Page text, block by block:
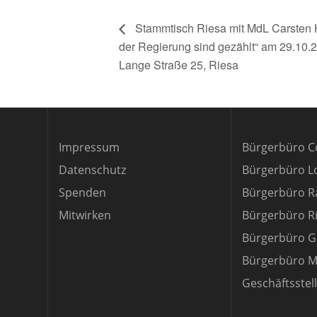
Stammtisch Riesa mit MdL Carsten
der Regierung sind gezählt“ am
Lange Straße 25, Riesa
Impressum
Datenschutz
Spenden
Mitwirken
Bürgerbüro
Bürgerbüro
Bürgerbüro
Bürgerbüro
Bürgerbüro
Bürgerbüro